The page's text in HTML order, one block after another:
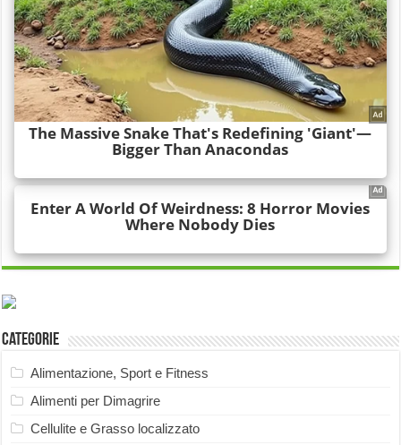
Categorie
Alimentazione, Sport e Fitness
Alimenti per Dimagrire
Cellulite e Grasso localizzato